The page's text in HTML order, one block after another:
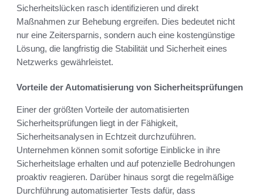
Sicherheitslücken rasch identifizieren und direkt
Maßnahmen zur Behebung ergreifen. Dies bedeutet nicht
nur eine Zeitersparnis, sondern auch eine kostengünstige
Lösung, die langfristig die Stabilität und Sicherheit eines
Netzwerks gewährleistet.
Vorteile der Automatisierung von Sicherheitsprüfungen
Einer der größten Vorteile der automatisierten
Sicherheitsprüfungen liegt in der Fähigkeit,
Sicherheitsanalysen in Echtzeit durchzuführen.
Unternehmen können somit sofortige Einblicke in ihre
Sicherheitslage erhalten und auf potenzielle Bedrohungen
proaktiv reagieren. Darüber hinaus sorgt die regelmäßige
Durchführung automatisierter Tests dafür, dass